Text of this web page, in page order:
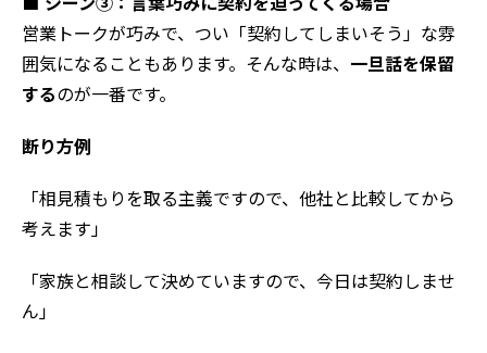
営業トークが巧みで、つい「契約してしまいそう」な雰
囲気になることもあります。そんな時は、 一旦話を保留
するのが一番です。
断り方例
「相見積もりを取る主義ですので、他社と比較してから
考えます」
「家族と相談して決めていますので、今日は契約しませ
ん」